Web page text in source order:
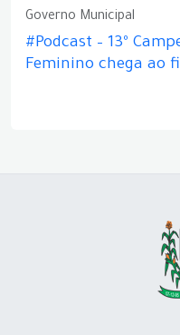
Governo Municipal
#Podcast – 13º
Feminino chega ao